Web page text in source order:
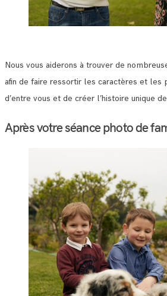
Nous vous aiderons à trouver de
afin de faire ressortir les caractères et les
d’entre vous et de créer l’histoire unique
Après votre séance photo de